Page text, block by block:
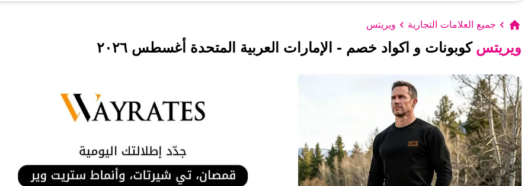
جميع العلامات التجارية ويريتس
ويريتس كوبونات و اكواد خصم - الإمارات العربية المتحدة أغسطس ٢٠٢٦